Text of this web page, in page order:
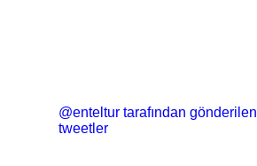
@enteltur tarafından gönderilen
tweetler